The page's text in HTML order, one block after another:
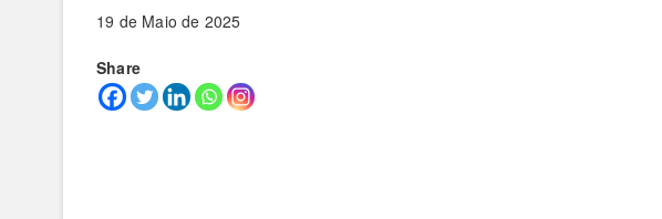
19 de Maio de 2025
Share